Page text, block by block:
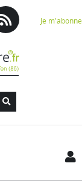
Je m'abonne